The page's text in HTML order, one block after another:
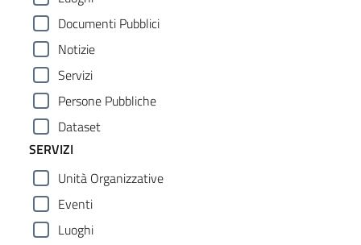
Documenti Pubblici
Notizie
Servizi
Persone Pubbliche
Dataset
SERVIZI
Unità Organizzative
Eventi
Luoghi